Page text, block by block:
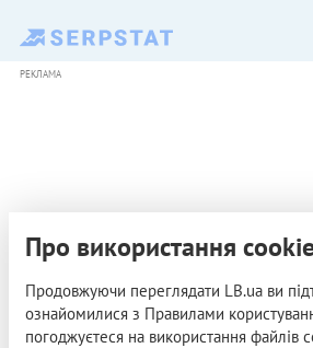
РЕКЛАМА
Про використання
Продовжуючи переглядати LB.ua ви
ознайомилися з Правилами
погоджуєтеся на використання файлів